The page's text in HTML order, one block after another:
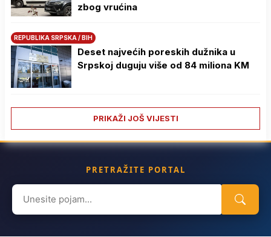
zbog vrućina
REPUBLIKA SRPSKA / BIH
Deset najvećih poreskih dužnika u
Srpskoj duguju više od 84 miliona KM
PRIKAŽI JOŠ VIJESTI
PRETRAŽITE PORTAL
Search
for: